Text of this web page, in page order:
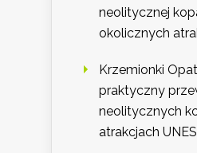
neolitycznej
okolicznych
Krzemionki
praktyczny
neolitycznych
atrakcjach